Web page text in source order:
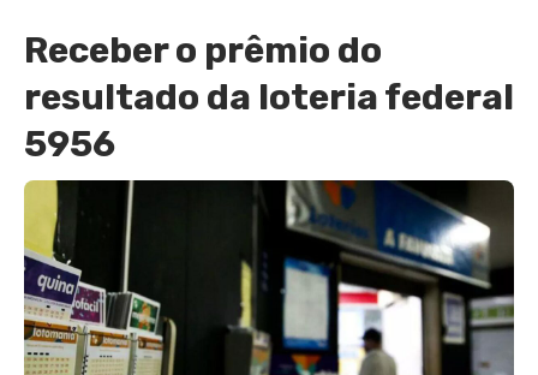
Receber o prêmio do
resultado da loteria federal
5956